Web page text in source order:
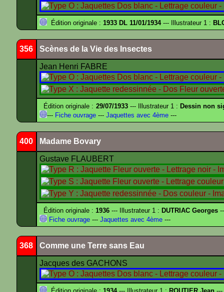
Édition originale : 1933 DL 11/01/1934--- Illustrateur 1 :
356 Scènes de la Vie des Insectes
Jean Henri FABRE
Édition originale : 29/07/1933--- Illustrateur 1 : Dessin non
--- Fiche ouvrage --- Jaquettes avec 4ème ---
400 Madame Bovary
Gustave FLAUBERT
Édition originale :1936 --- Illustrateur 1 : DUTRIAC Georges
Fiche ouvrage --- Jaquettes avec 4ème ---
368 Comme une Terre sans Eau
Jacques des GACHONS